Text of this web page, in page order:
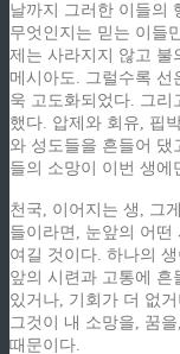
날까지 그러한 이들의
무엇인지는 믿는 이들
제는 사라지지 않고 불
메시아도. 그럴수록 선
욱 고도화되었다. 그
했다. 압제와 회유, 핍
와 성도들을 흔들어 댔
들의 소망이 이번 생에
천국, 이어지는 생, 그
들이라면, 눈앞의 어떤
여길 것이다. 하나의
앞의 시련과 고통에 흔
있거나, 기회가 더 없
그것이 내 소망을, 꿈
때문이다.